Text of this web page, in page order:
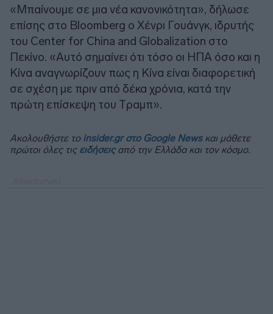
«Μπαίνουμε σε μια νέα κανονικότητα», δήλωσε
επίσης στο Bloomberg ο Χένρι Γουάνγκ, ιδρυτής
του Center for China and Globalization στο
Πεκίνο. «Αυτό σημαίνει ότι τόσο οι ΗΠΑ όσο και η
Κίνα αναγνωρίζουν πως η Κίνα είναι διαφορετική
σε σχέση με πριν από δέκα χρόνια, κατά την
πρώτη επίσκεψη του Tραμπ».
Ακολουθήστε το insider.gr στο Google Newsκαι μάθετε
πρώτοι όλες τις ειδήσειςαπό την Ελλάδα και τον κόσμο.